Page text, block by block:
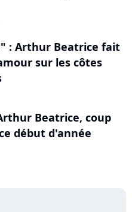
: Arthur Beatrice fait
sur les côtes
Beatrice, coup
début d'année